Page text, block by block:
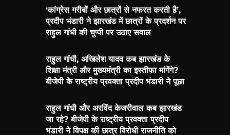
‘कांग्रेस गरीबों और छात्रों से नफरत करती है’,
प्रदीप भंडारी ने झारखंड में छात्रों के प्रदर्शन पर
राहुल गांधी की चुप्पी पर उठाए सवाल
राहुल गांधी, अखिलेश यादव कब झारखंड के
शिक्षा मंत्री और मुख्यमंत्री का इस्तीफा मांगेंगे?
बीजेपी के राष्ट्रीय प्रवक्ता प्रदीप भंडारी ने पूछा
राहुल गांधी और अरविंद केजरीवाल कब झारखंड
जा रहे? बीजेपी के राष्ट्रीय प्रवक्ता प्रदीप
भंडारी ने विपक्ष की छात्र विरोधी राजनीति को